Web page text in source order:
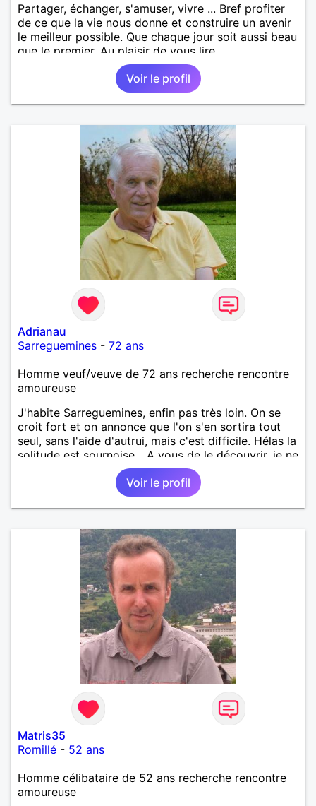
Partager, échanger, s'amuser, vivre ... Bref profiter
de ce que la vie nous donne et construire un avenir
le meilleur possible. Que chaque jour soit aussi beau
que le premier. Au plaisir de vous lire,
Voir le profil
Adrianau
Sarreguemines - 72 ans
Homme veuf/veuve de 72 ans recherche rencontre
amoureuse
J'habite Sarreguemines, enfin pas très loin. On se
croit fort et on annonce que l'on s'en sortira tout
seul, sans l'aide d'autrui, mais c'est difficile. Hélas la
solitude est sournoise... A vous de le découvrir, je ne
serais peut-être pas objectif. Rencontrer pour
débuter, partager ensuite si le "feeling" se présente.
Voir le profil
Matris35
Romillé - 52 ans
Homme célibataire de 52 ans recherche rencontre
amoureuse